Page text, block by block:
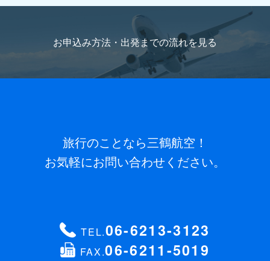
お申込み方法・出発までの流れを見る
旅行のことなら三鶴航空！
お気軽にお問い合わせください。
TEL.06-6213-3123
FAX.06-6211-5019